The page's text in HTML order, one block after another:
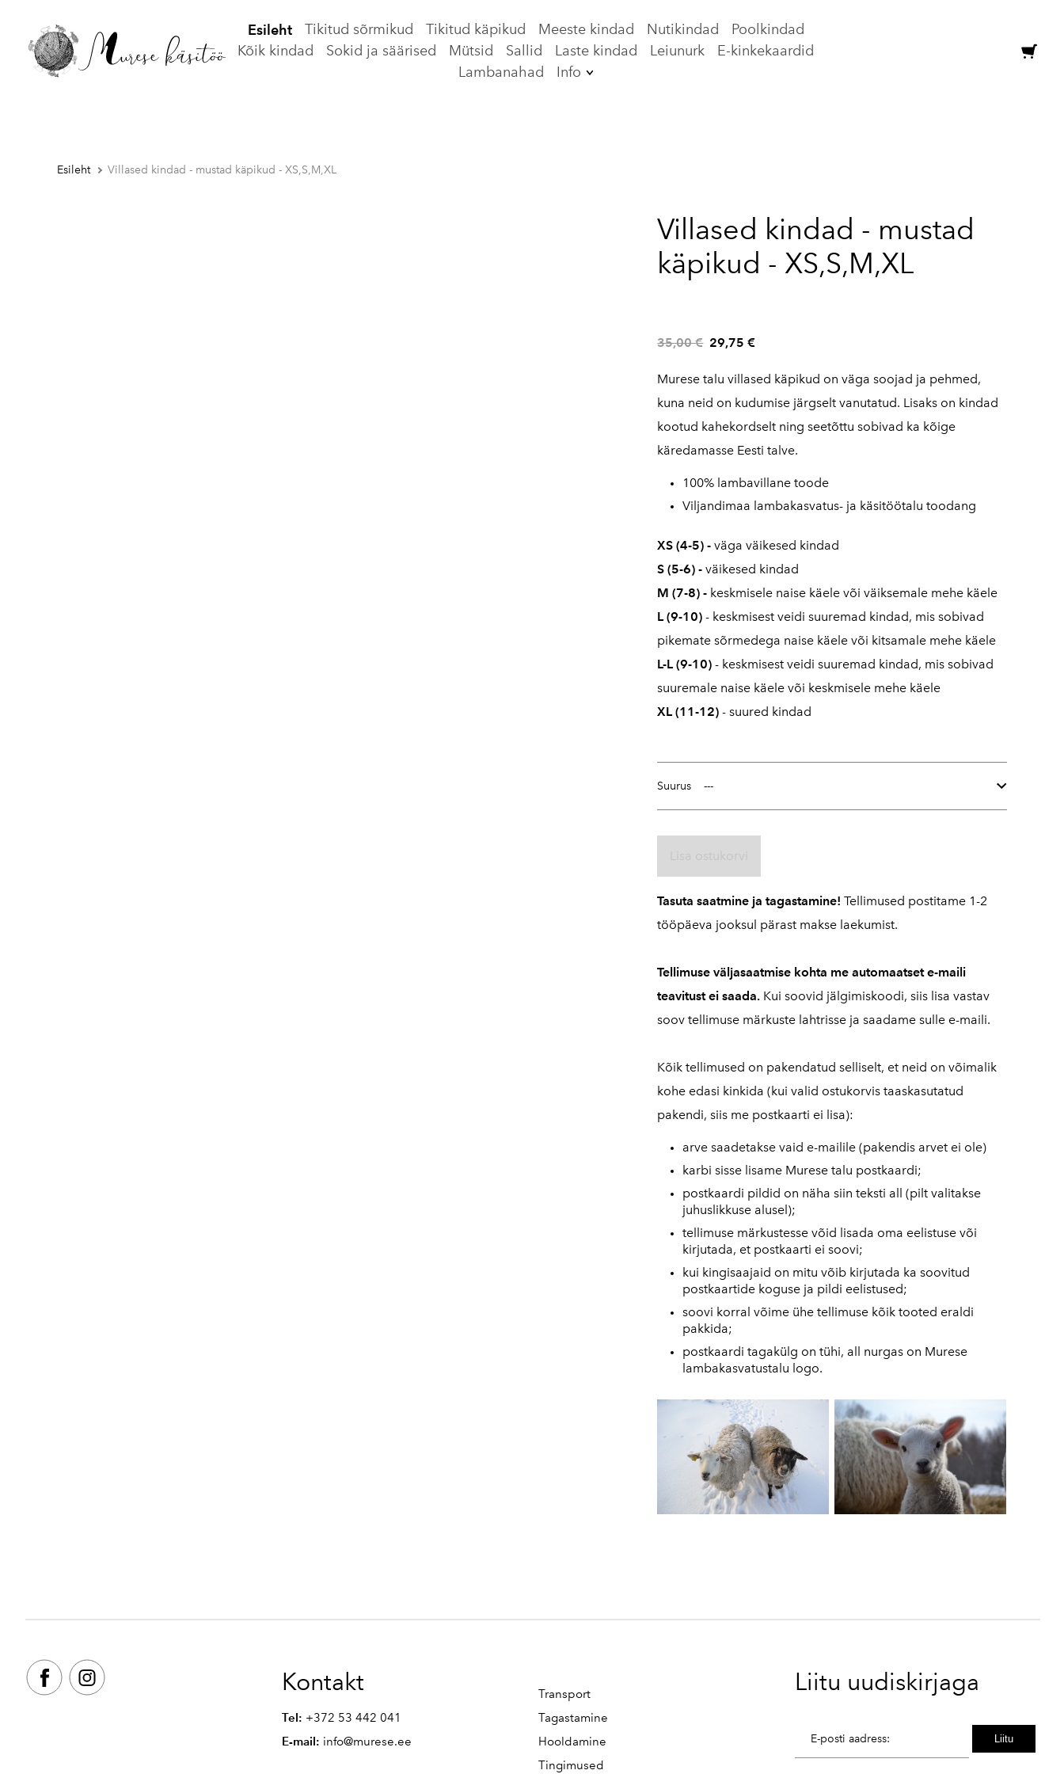
Esileht Tikitud sõrmikud Tikitud käpikud Meeste kindad Nutikindad
Poolkindad
Kõik kindad
Sokid ja säärised Mütsid Sallid Laste kindad Leiunurk
E-kinkekaardid
Lambanahad
Info
Privaatsuspoliitika
Esileht Villased kindad - mustad käpikud - XS,S,M,XL
Villased kindad - mustad
käpikud - XS,S,M,XL
35,00 € 29,75 €
Murese talu villased käpikud on väga soojad ja pehmed,
kuna neid on kudumise järgselt vanutatud. Lisaks on kindad
kootud kahekordselt ning seetõttu sobivad ka kõige
käredamasse Eesti talve.
100% lambavillane toode
Viljandimaa lambakasvatus- ja käsitöötalu toodang
XS (4-5) -väga väikesed kindad
S (5-6)-väikesed kindad
M (7-8) - keskmisele naise käele või väiksemale mehe käele
L(9-10) - keskmisest veidi suuremad kindad, mis sobivad
pikemate sõrmedega naise käele või kitsamale mehe käele
L-L (9-10) - keskmisest veidi suuremad kindad, mis sobivad
suuremale naise käele või keskmisele mehe käele
XL (11-12)- suured kindad
Suurus
Tasuta saatmine ja tagastamine!Tellimused postitame 1-2
tööpäeva jooksul pärast makse laekumist.
Tellimuse väljasaatmise kohta me automaatset e-maili
teavitust ei saada. Kui soovid jälgimiskoodi, siis lisa vastav
soov tellimuse märkuste lahtrisse ja saadame sulle e-maili.
Kõik tellimused on pakendatud selliselt, et neid on võimalik
kohe edasi kinkida (kui valid ostukorvis taaskasutatud
pakendi, siis me postkaarti ei lisa):
arve saadetakse vaid e-mailile (pakendis arvet ei ole)
karbi sisse lisame Murese talu postkaardi;
postkaardi pildid on näha siin teksti all (pilt valitakse
juhuslikkuse alusel);
tellimuse märkustesse võid lisada oma eelistuse või
kirjutada, et postkaarti ei soovi;
kui kingisaajaid on mitu võib kirjutada ka soovitud
postkaartide koguse ja pildi eelistused;
soovi korral võime ühe tellimuse kõik tooted eraldi
pakkida;
postkaardi tagakülg on tühi, all nurgas on Murese
lambakasvatustalu logo.
Kontakt
Tel: +372 53 442 041
E-mail: info@murese.ee
Transport
Tagastamine
Hooldamine
Tingimused
Liitu uudiskirjaga